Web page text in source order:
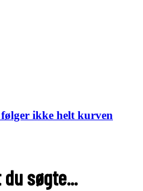
ikke helt kurven
søgte...